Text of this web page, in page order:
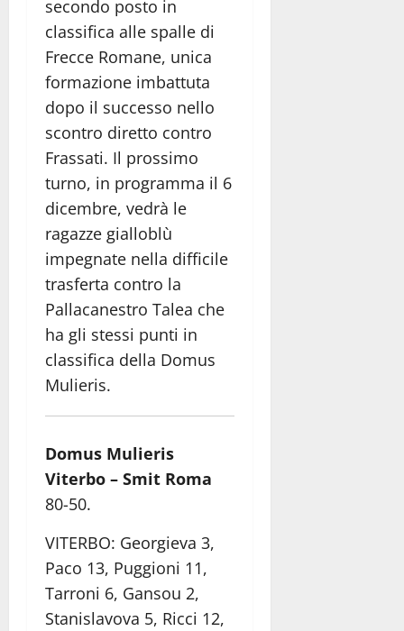
secondo posto in
classifica alle spalle di
Frecce Romane, unica
formazione imbattuta
dopo il successo nello
scontro diretto contro
Frassati. Il prossimo
turno, in programma il 6
dicembre, vedrà le
ragazze gialloblù
impegnate nella difficile
trasferta contro la
Pallacanestro Talea che
ha gli stessi punti in
classifica della Domus
Mulieris.
Domus Mulieris
Viterbo – Smit Roma
80-50.
VITERBO: Georgieva 3,
Paco 13, Puggioni 11,
Tarroni 6, Gansou 2,
Stanislavova 5, Ricci 12,